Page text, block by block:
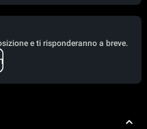
e ti risponderanno a breve.